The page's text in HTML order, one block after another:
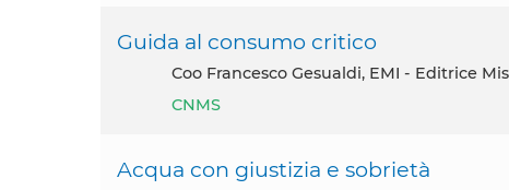
Guida al consumo critico
coo Francesco Gesualdi, EMI - Editrice
CNMS
Acqua con giustizia e sobrietà